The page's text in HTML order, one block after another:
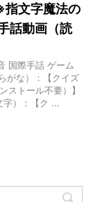
文字魔法の
話動画（読
際手話 ゲーム
がな）：【クイズ
ストール不要）】
）：【ク ...